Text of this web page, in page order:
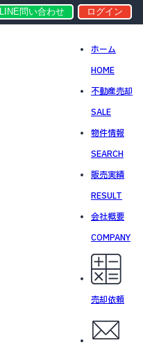
ホーム
HOME
不動産売却
SALE
物件情報
SEARCH
販売実績
RESULT
会社概要
COMPANY
売却依頼
LINE問い合わせ ログイン